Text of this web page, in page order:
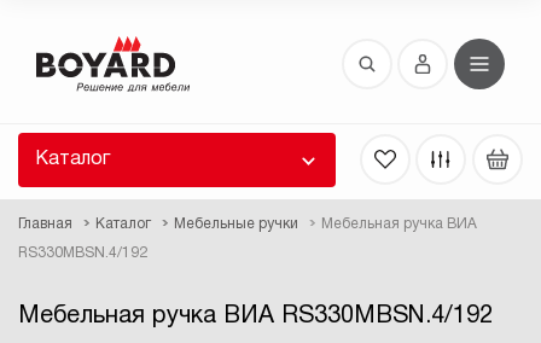
Каталог
Главная Каталог Мебельные ручки Мебельная ручка ВИА
RS330MBSN.4/192
Мебельная ручка ВИА RS330MBSN.4/192
Восстановление пароля
высланы вам по E-Mail.
ссылку для восстановления